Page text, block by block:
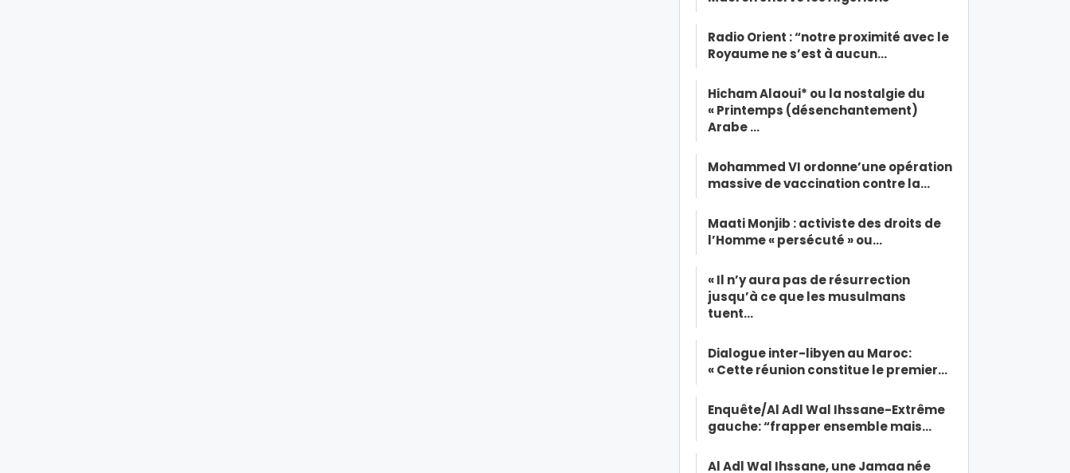
Radio Orient : “notre proximité avec le
Royaume ne s’est à aucun…
Hicham Alaoui* ou la nostalgie du
« Printemps (désenchantement)
Arabe …
Mohammed VI ordonne’une opération
massive de vaccination contre la…
Maati Monjib : activiste des droits de
l’Homme « persécuté » ou…
« Il n’y aura pas de résurrection
jusqu’à ce que les musulmans
tuent…
Dialogue inter-libyen au Maroc:
« Cette réunion constitue le premier…
Enquête/Al Adl Wal Ihssane-Extrême
gauche: “frapper ensemble mais…
Al Adl Wal Ihssane, une Jamaa née